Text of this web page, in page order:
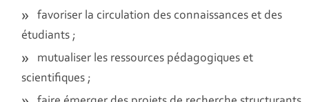
favoriser la circulation des connaissances et des
étudiants ;
mutualiser les ressources pédagogiques et
scientifiques ;